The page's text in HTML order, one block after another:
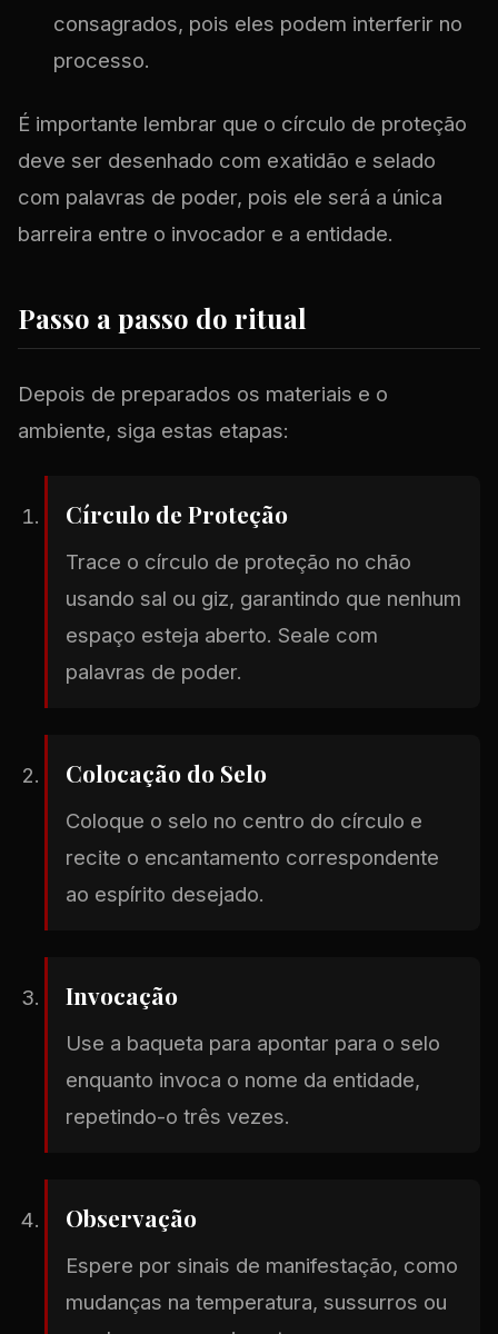
consagrados, pois eles podem interferir no
processo.
É importante lembrar que o círculo de proteção
deve ser desenhado com exatidão e selado
com palavras de poder, pois ele será a única
barreira entre o invocador e a entidade.
Passo a passo do ritual
Depois de preparados os materiais e o
ambiente, siga estas etapas:
Círculo de Proteção
Trace o círculo de proteção no chão
usando sal ou giz, garantindo que nenhum
espaço esteja aberto. Seale com
palavras de poder.
Colocação do Selo
Coloque o selo no centro do círculo e
recite o encantamento correspondente
ao espírito desejado.
Invocação
Use a baqueta para apontar para o selo
enquanto invoca o nome da entidade,
repetindo-o três vezes.
Observação
Espere por sinais de manifestação, como
mudanças na temperatura, sussurros ou